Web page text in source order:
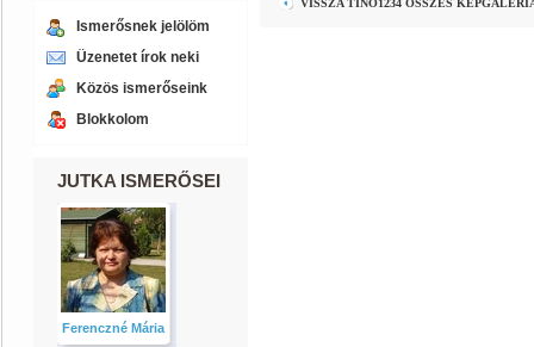
Ismerősnek jelölöm
Üzenetet írok neki
Közös ismerőseink
Blokkolom
JUTKA ISMERŐSEI
Ferenczné Mária
VISSZA TINO1234 ÖSSZES